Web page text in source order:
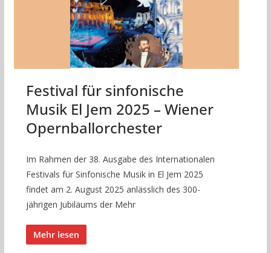
Festival für sinfonische
Musik El Jem 2025 – Wiener
Opernballorchester
Im Rahmen der 38. Ausgabe des Internationalen
Festivals für Sinfonische Musik in El Jem 2025
findet am 2. August 2025 anlässlich des 300-
jährigen Jubiläums der Mehr
Mehr lesen